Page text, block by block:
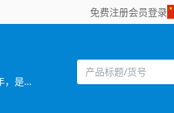
免费注册会员登录
[主营]：南力玩具厂，位于全球玩具生产基地之一的澄海，这里地理位置优越，海，陆，空交通便利。 南力玩具厂成立于2004年，是工，贸一体的生产厂家，产品远销欧美、中东地区、并在国内占有一定的市场。 本厂自创办以来便注重管理；注重产品质量；注重产品风格；注重满足用户需求。本厂以开发设计新产品为主，其产品造型独特、新颖、逼真。工厂一直以精美设计、高品质产品为宗旨，重合同、守信用，热忱欢迎海内外广大客户前来洽谈，我们可以根据客户需求定做产品，为客户设符合市场的产品，来样定做等，无论定单大小，我们将以我们优质的服务，优惠的价格，短的时间为您服务。 欢迎海内外客商到我网站浏览、查询、订购；也欢迎到我的样品房直接选购！我们将以好的服务，优的质量，实的价格与你真诚合作